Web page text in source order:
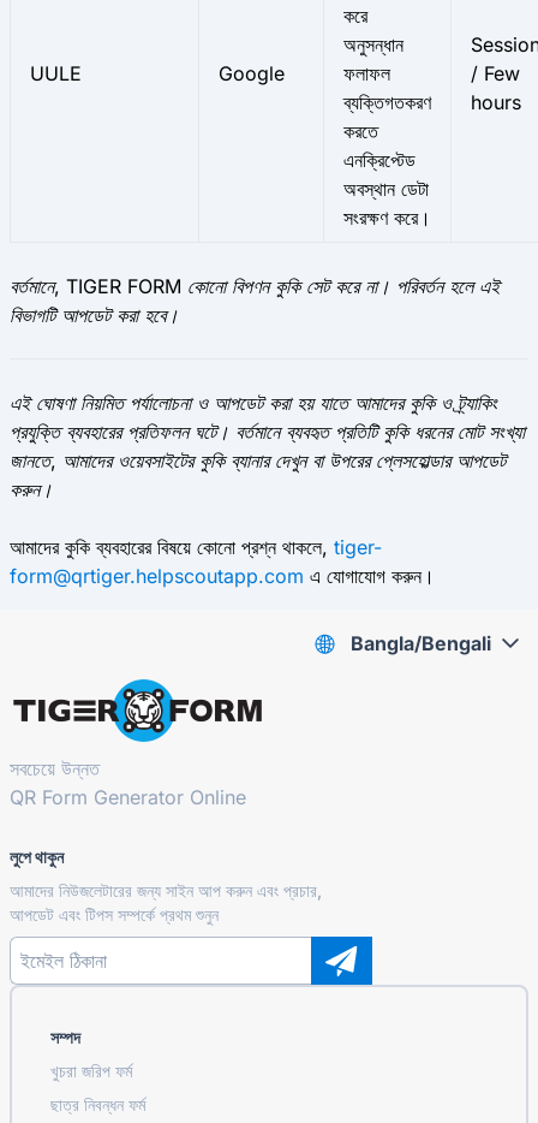
UULE Google
করে
অনুসন্ধান
ফলাফল
ব্যক্তিগতকরণ
করতে
এনক্রিপ্টেড
অবস্থান ডেটা
সংরক্ষণ করে।
/ Few
hours
বর্তমানে, TIGER FORM কোনো বিপণন কুকি সেট করে না। পরিবর্তন হলে এই
বিভাগটি আপডেট করা হবে।
এই ঘোষণা নিয়মিত পর্যালোচনা ও আপডেট করা হয় যাতে আমাদের কুকি ও ট্র্যাকিং
প্রযুক্তি ব্যবহারের প্রতিফলন ঘটে। বর্তমানে ব্যবহৃত প্রতিটি কুকি ধরনের মোট সংখ্যা
জানতে, আমাদের ওয়েবসাইটের কুকি ব্যানার দেখুন বা উপরের প্লেসহোল্ডার আপডেট
করুন।
আমাদের কুকি ব্যবহারের বিষয়ে কোনো প্রশ্ন থাকলে, tiger-
form@qrtiger.helpscoutapp.com এ যোগাযোগ করুন।
সবচেয়ে উন্নত
QR Form Generator Online
লুপে থাকুন
আমাদের নিউজলেটারের জন্য সাইন আপ করুন এবং প্রচার,
আপডেট এবং টিপস সম্পর্কে প্রথম শুনুন
সম্পদ
খুচরা জরিপ ফর্ম
ছাত্র নিবন্ধন ফর্ম
Bangla/Bengali